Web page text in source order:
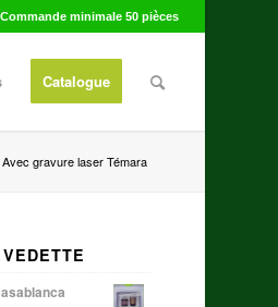
Commande minimale 50 pièces
Catalogue
gravure laser Témara